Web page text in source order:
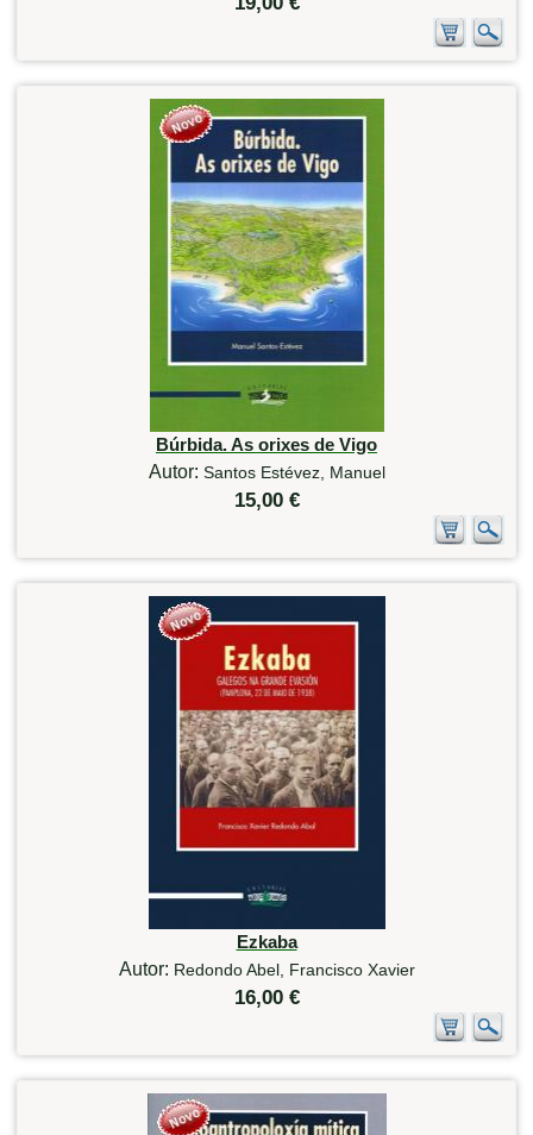
Búrbida. As orixes de Vigo
Autor: Santos Estévez, Manuel
15,00 €
Ezkaba
Autor: Redondo Abel, Francisco Xavier
16,00 €